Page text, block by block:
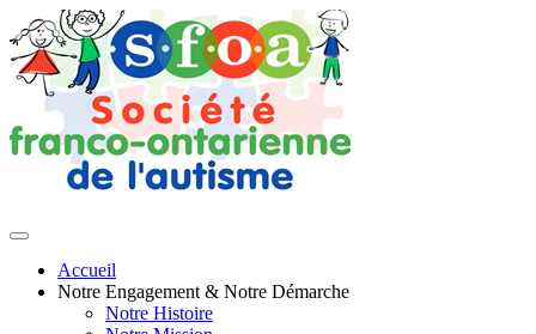
Accueil
Notre Engagement & Notre Démarche
Notre Histoire